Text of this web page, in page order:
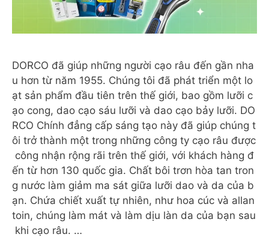
DORCO đã giúp những người cạo râu đến gần nha
u hơn từ năm 1955. Chúng tôi đã phát triển một lo
ạt sản phẩm đầu tiên trên thế giới, bao gồm lưỡi c
ạo cong, dao cạo sáu lưỡi và dao cạo bảy lưỡi. DO
RCO Chính đẳng cấp sáng tạo này đã giúp chúng t
ôi trở thành một trong những công ty cạo râu được
công nhận rộng rãi trên thế giới, với khách hàng đ
ến từ hơn 130 quốc gia. Chất bôi trơn hòa tan tron
g nước làm giảm ma sát giữa lưỡi dao và da của b
ạn. Chứa chiết xuất tự nhiên, như hoa cúc và allan
toin, chúng làm mát và làm dịu làn da của bạn sau
khi cạo râu. …